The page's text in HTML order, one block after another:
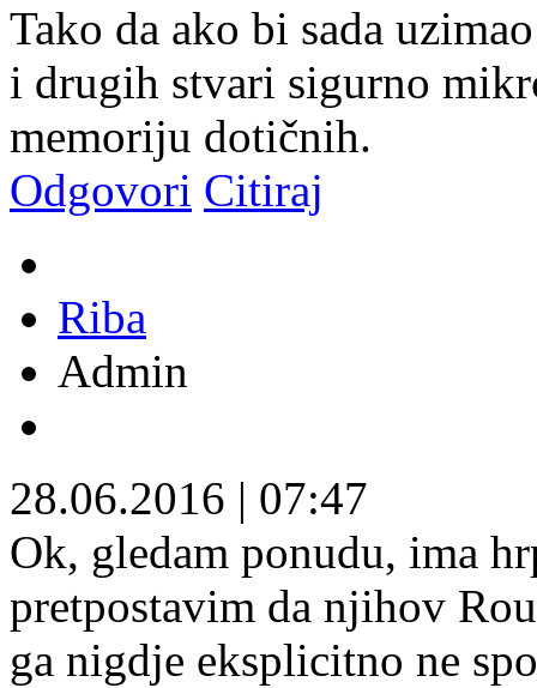
Tako da ako bi sada
i drugih stvari sigurno
memoriju dotičnih.
Odgovori Citiraj
Riba
Admin
28.06.2016 | 07:47
Ok, gledam ponudu, ima
pretpostavim da njihov
ga nigdje eksplicitno ne